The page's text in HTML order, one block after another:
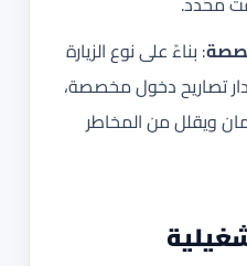
: بناءً على نوع الزيارة
تصاريح دخول مخصصة،
ويقلل من المخاطر